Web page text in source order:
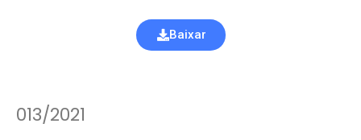
Baixar
013/2021